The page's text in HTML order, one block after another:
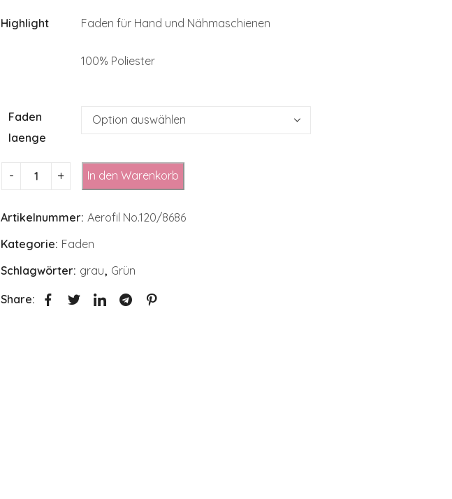
Highlight Faden für Hand und Nähmaschienen
100% Poliester
Faden
laenge
In den Warenkorb
Artikelnummer: Aerofil No.120/8686
Kategorie: Faden
Schlagwörter: grau, Grün
Share: